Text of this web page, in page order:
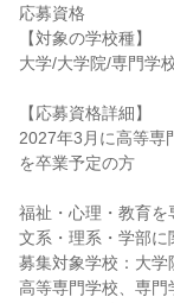
応募資格
【対象の学校種】
大学/大学院/専門学
【応募資格詳細】
2027年3月に高等専
を卒業予定の方
福祉・心理・教育を
文系・理系・学部に
募集対象学校：大学
高等専門学校、専門